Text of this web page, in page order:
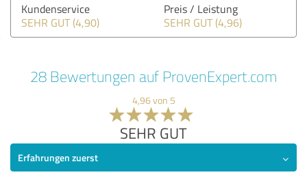
Kundenservice
SEHR GUT (4,90)
Preis / Leistung
SEHR GUT (4,96)
28 Bewertungen auf ProvenExpert.com
4,96 von 5
SEHR GUT
Erfahrungen zuerst